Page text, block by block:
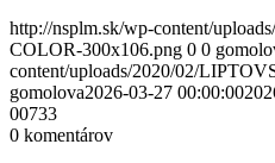
http://nsplm.sk/wp-content/
COLOR-300x106.png 0 0
content/uploads/2020/02/
gomolova2026-03-27 00:00:00
00733
0 komentárov